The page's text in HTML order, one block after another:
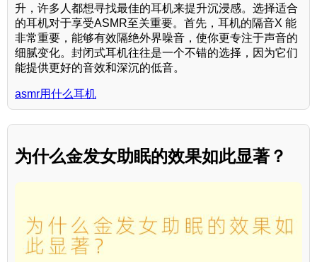
升，许多人都想寻找最佳的耳机来提升沉浸感。选择适合
的耳机对于享受ASMR至关重要。首先，耳机的隔音X 能
非常重要，能够有效隔绝外界噪音，使你更专注于声音的
细腻变化。封闭式耳机往往是一个不错的选择，因为它们
能提供更好的音效和深沉的低音。
asmr用什么耳机
为什么金发女助眠的效果如此显著？